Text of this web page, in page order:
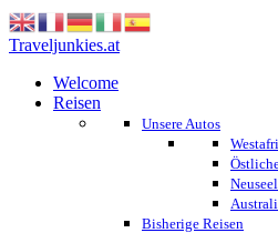
Traveljunkies.at
Welcome
Reisen
Unsere Autos
Bisherige Reisen